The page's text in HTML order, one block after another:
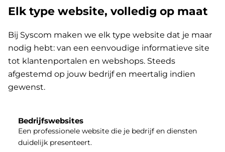
Elk type website, volledig op maat
Bij Syscom maken we elk type website dat je maar
nodig hebt: van een eenvoudige informatieve site
tot klantenportalen en webshops. Steeds
afgestemd op jouw bedrijf en meertalig indien
gewenst.
Bedrijfswebsites
Een professionele website die je bedrijf en diensten
duidelijk presenteert.